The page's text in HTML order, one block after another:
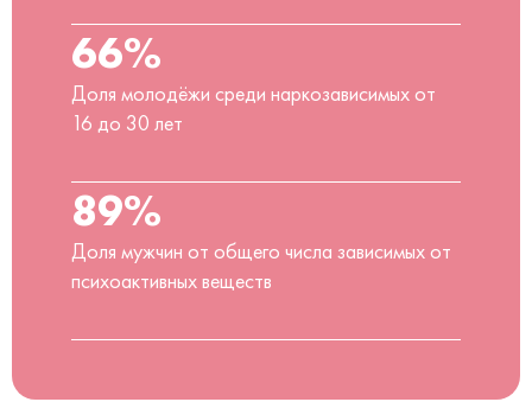
66%
Доля молодёжи среди наркозависимых от
16 до 30 лет
89%
Доля мужчин от общего числа зависимых от
психоактивных веществ